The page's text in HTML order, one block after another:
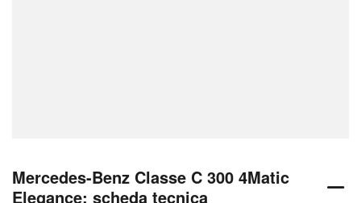
Mercedes-Benz Classe C 300 4Matic
Elegance: scheda tecnica